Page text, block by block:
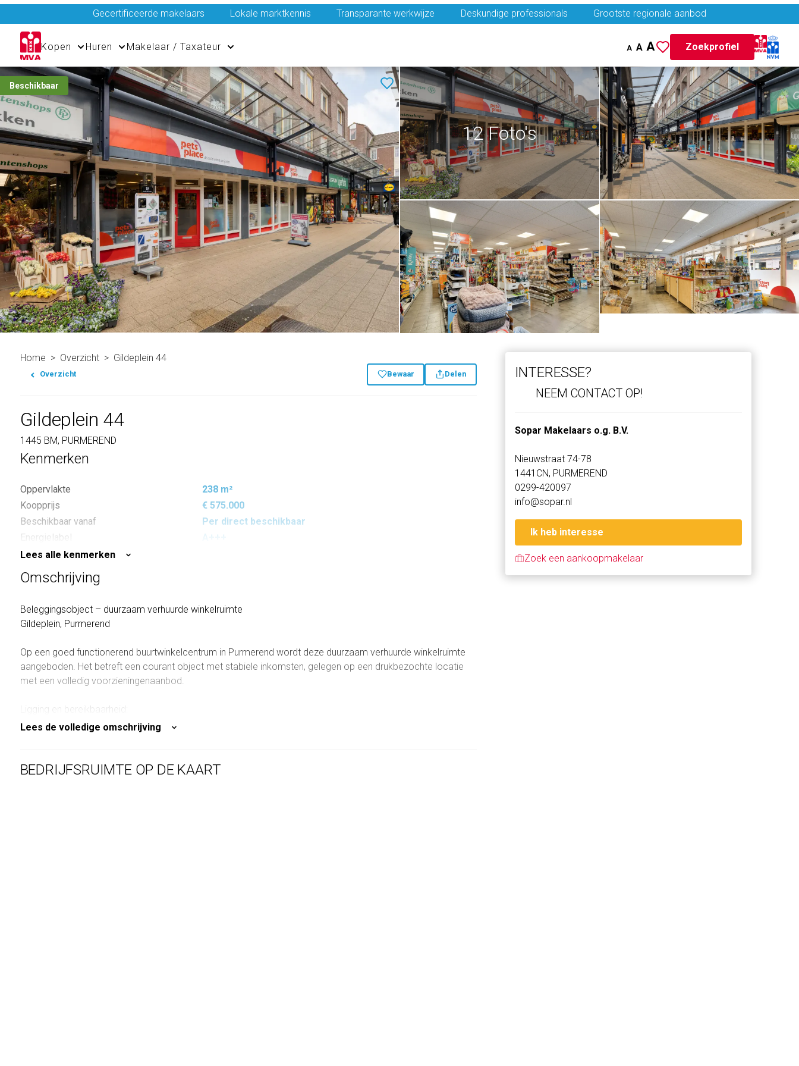
Gecertificeerde makelaars Lokale marktkennis Transparante werkwijze Deskundige professionals Grootste regionale aanbod
Kopen Huren Makelaar / Taxateur A A A Zoekprofiel
Beschikbaar
12 Foto's
Home Overzicht Gildeplein 44
Overzicht Bewaar Delen
Gildeplein 44
1445 BM, PURMEREND
Kenmerken
Oppervlakte
238 m²
Koopprijs
€ 575.000
Beschikbaar vanaf
Per direct beschikbaar
Energielabel
A+++
Lees alle kenmerken
Omschrijving
Beleggingsobject – duurzaam verhuurde winkelruimte
Gildeplein, Purmerend
Op een goed functionerend buurtwinkelcentrum in Purmerend wordt deze duurzaam verhuurde winkelruimte
aangeboden. Het betreft een courant object met stabiele inkomsten, gelegen op een drukbezochte locatie
met een volledig voorzieningenaanbod.
Ligging en bereikbaarheid:
Het Gildeplein is een wijkwinkelcentrum met een gevarieerd aanbod aan detailhandel en voorzieningen. De
Lees de volledige omschrijving
INTERESSE?
NEEM CONTACT OP!
Sopar Makelaars o.g. B.V.
Nieuwstraat 74-78
1441CN, PURMEREND
0299-420097
info@sopar.nl
Ik heb interesse
Zoek een aankoopmakelaar
BEDRIJFSRUIMTE OP DE KAART